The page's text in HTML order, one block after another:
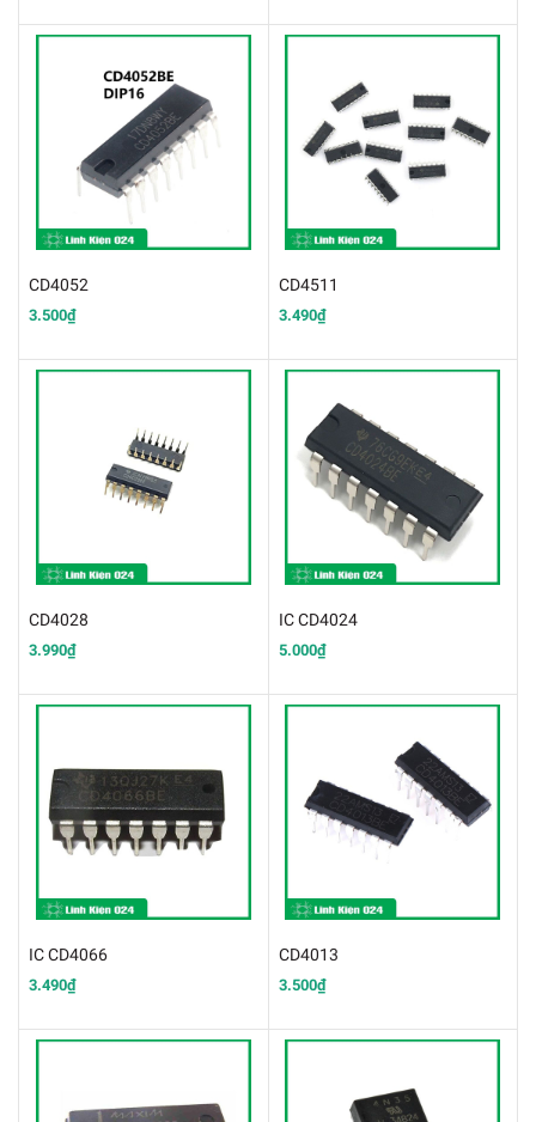
CD4052
3.500₫
CD4511
3.490₫
CD4028
3.990₫
IC CD4024
5.000₫
IC CD4066
3.490₫
CD4013
3.500₫